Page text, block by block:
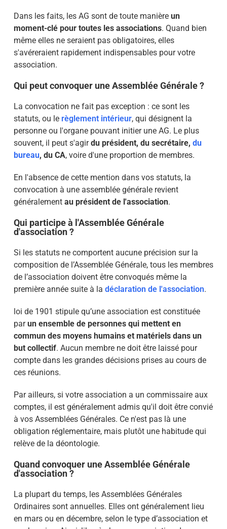
Dans les faits, les AG sont de toute manière un
moment-clé pour toutes les associations. Quand bien
même elles ne seraient pas obligatoires, elles
s'avéreraient rapidement indispensables pour votre
association.
Qui peut convoquer une Assemblée Générale ?
La convocation ne fait pas exception : ce sont les
statuts, ou le règlement intérieur, qui désignent la
personne ou l'organe pouvant initier une AG. Le plus
souvent, il peut s'agirdu président, du secrétaire, du
bureau, du CA, voire d'une proportion de membres.
En l'absence de cette mention dans vos statuts, la
convocation à une assemblée générale revient
généralement au président de l'association.
Qui participe à l'Assemblée Générale
d'association ?
Si les statuts ne comportent aucune précision sur la
composition de l’Assemblée Générale, tous les membres
de l’association doivent être convoqués même la
première année suite à la déclaration de l'association.
loi de 1901 stipule qu’une association est constituée
parun ensemble de personnes qui mettent en
commun des moyens humains et matériels dans un
but collectif. Aucun membre ne doit être laissé pour
compte dans les grandes décisions prises au cours de
ces réunions.
Par ailleurs, si votre association a un commissaire aux
comptes, il est généralement admis qu'il doit être convié
à vos Assemblées Générales. Ce n'est pas là une
obligation réglementaire, mais plutôt une habitude qui
relève de la déontologie.
Quand convoquer une Assemblée Générale
d'association ?
La plupart du temps, les Assemblées Générales
Ordinaires sont annuelles. Elles ont généralement lieu
en mars ou en décembre, selon le type d’association et